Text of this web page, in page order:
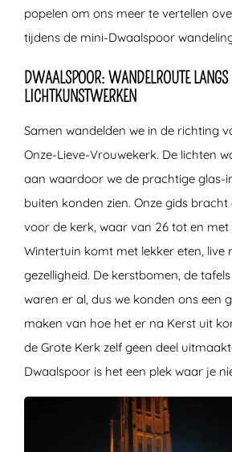
popelen om ons meer te vertellen
tijdens de mini-Dwaalspoor
DWAALSPOOR: WANDELROUTE LANGS
LICHTKUNSTWERKEN
Samen wandelden we in de richting
Onze-Lieve-Vrouwekerk. De lichten
aan waardoor we de prachtige glas-
buiten konden zien. Onze gids
voor de kerk, waar van 26 tot en met
Wintertuin komt met lekker eten, live
gezelligheid. De kerstbomen, de
waren er al, dus we konden ons een
maken van hoe het er na Kerst uit
de Grote Kerk zelf geen deel
Dwaalspoor is het een plek waar je